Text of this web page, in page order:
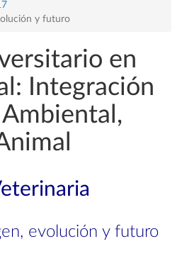
y futuro
en
Integración
evolución y futuro